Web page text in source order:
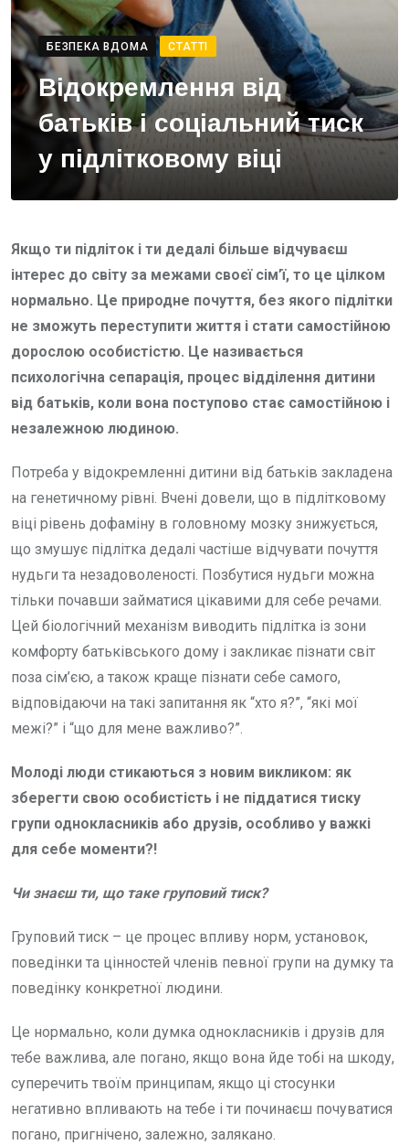
БЕЗПЕКА ВДОМА СТАТТІ
Відокремлення від
батьків і соціальний тиск
у підлітковому віці
Якщо ти підліток і ти дедалі більше відчуваєш
інтерес до світу за межами своєї сім’ї, то це цілком
нормально. Це природне почуття, без якого підлітки
не зможуть переступити життя і стати самостійною
дорослою особистістю. Це називається
психологічна сепарація, процес відділення дитини
від батьків, коли вона поступово стає самостійною і
незалежною людиною.
Потреба у відокремленні дитини від батьків закладена
на генетичному рівні. Вчені довели, що в підлітковому
віці рівень дофаміну в головному мозку знижується,
що змушує підлітка дедалі частіше відчувати почуття
нудьги та незадоволеності. Позбутися нудьги можна
тільки почавши займатися цікавими для себе речами.
Цей біологічний механізм виводить підлітка із зони
комфорту батьківського дому і закликає пізнати світ
поза сім’єю, а також краще пізнати себе самого,
відповідаючи на такі запитання як “хто я?”, “які мої
межі?” і “що для мене важливо?”.
Молоді люди стикаються з новим викликом: як
зберегти свою особистість і не піддатися тиску
групи однокласників або друзів, особливо у важкі
для себе моменти?!
Чи знаєш ти, що таке груповий тиск?
Груповий тиск – це процес впливу норм, установок,
поведінки та цінностей членів певної групи на думку та
поведінку конкретної людини.
Це нормально, коли думка однокласників і друзів для
тебе важлива, але погано, якщо вона йде тобі на шкоду,
суперечить твоїм принципам, якщо ці стосунки
негативно впливають на тебе і ти починаєш почуватися
погано, пригнічено, залежно, залякано.